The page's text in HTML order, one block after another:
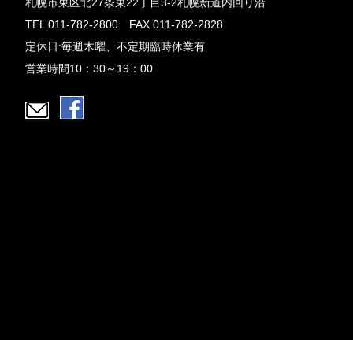
TEL 011-782-2800 FAX 011-782-2828
定休日:毎週木曜、不定期臨時休業有
営業時間10：30～19：00